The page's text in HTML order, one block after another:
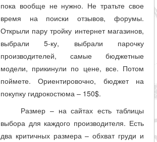
пока вообще не нужно. Не тратьте свое
время на поиски отзывов, форумы.
Открыли пару тройку интернет магазинов,
выбрали 5-ку, выбрали парочку
производителей, самые бюджетные
модели, прикинули по цене, все. Потом
поймете. Ориентировочно, бюджет на
покупку гидрокостюма – 150$.
Размер – на сайтах есть таблицы
выбора для каждого производителя. Есть
два критичных размера – обхват груди и